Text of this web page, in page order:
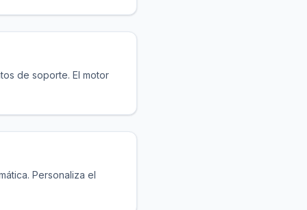
de soporte. El motor
Personaliza el